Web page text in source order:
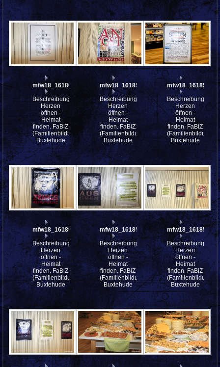
mfw18_161861
Beschreibung:
Herzen
öffnen -
Heimat
finden. FaBiZ
(Familienbildungszentrum)
Buxtehude
mfw18_161859
Beschreibung:
Herzen
öffnen -
Heimat
finden. FaBiZ
(Familienbildungszentrum)
Buxtehude
mfw18_161858
Beschreibung:
Herzen
öffnen -
Heimat
finden. FaBiZ
Buxtehude
mfw18_161855
Beschreibung:
Herzen
öffnen -
Heimat
finden. FaBiZ
(Familienbildungszentrum)
Buxtehude
mfw18_161854
Beschreibung:
Herzen
öffnen -
Heimat
finden. FaBiZ
(Familienbildungszentrum)
Buxtehude
mfw18_161853
Beschreibung:
Herzen
öffnen -
Heimat
finden. FaBiZ
Buxtehude